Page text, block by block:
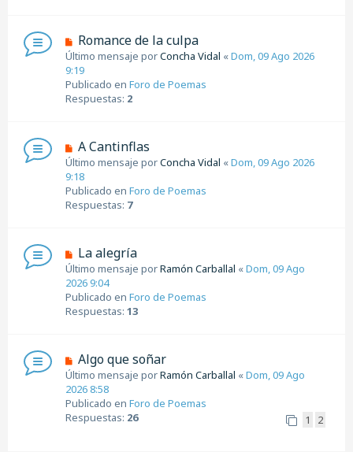
s
a
j
e
N
u
e
v
o
s
a
j
e
Romance de la culpa
Último mensaje porConcha Vidal «Dom, 09 Ago 2026
9:19
Publicado en Foro de Poemas
Respuestas: 2
N
u
e
v
o
s
a
j
e
A Cantinflas
Último mensaje porConcha Vidal «Dom, 09 Ago 2026
9:18
Publicado en Foro de Poemas
Respuestas: 7
N
u
e
v
o
s
a
j
e
La alegría
Último mensaje porRamón Carballal «Dom, 09 Ago
2026 9:04
Publicado en Foro de Poemas
Respuestas: 13
N
u
e
v
o
Algo que soñar
Último mensaje porRamón Carballal «Dom, 09 Ago
2026 8:58
Publicado en Foro de Poemas
Respuestas: 26 1 2